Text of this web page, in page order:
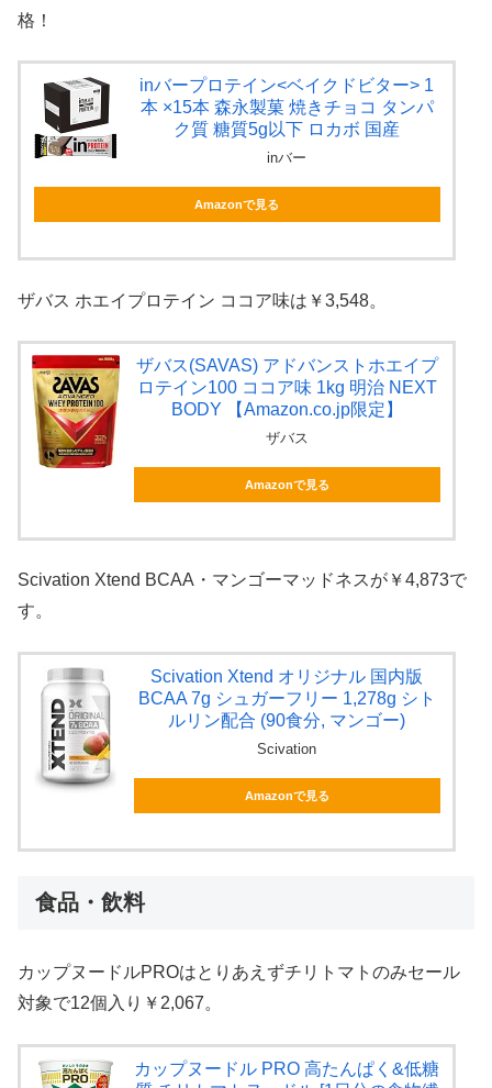
格！
inバープロテイン<ベイクドビター> 1
本 ×15本 森永製菓 焼きチョコ タンパ
ク質 糖質5g以下 ロカボ 国産
inバー
Amazonで見る
ザバス ホエイプロテイン ココア味は￥3,548。
ザバス(SAVAS) アドバンストホエイプ
ロテイン100 ココア味 1kg 明治 NEXT
BODY 【Amazon.co.jp限定】
ザバス
Amazonで見る
Scivation Xtend BCAA・マンゴーマッドネスが￥4,873で
す。
Scivation Xtend オリジナル 国内版
BCAA 7g シュガーフリー 1,278g シト
ルリン配合 (90食分, マンゴー)
Scivation
Amazonで見る
食品・飲料
カップヌードルPROはとりあえずチリトマトのみセール
対象で12個入り￥2,067。
カップヌードル PRO 高たんぱく&低糖